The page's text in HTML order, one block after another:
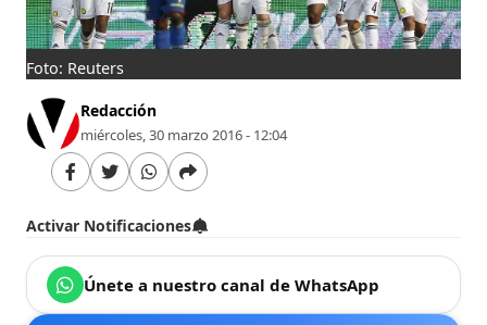
Foto: Reuters
Redacción
miércoles, 30 marzo 2016 - 12:04
Activar Notificaciones
Únete a nuestro canal de WhatsApp